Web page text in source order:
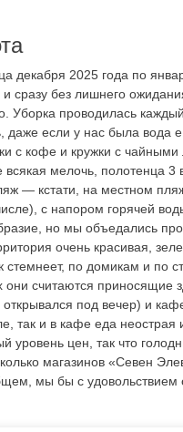
декабря 2025 года по
сразу без лишнего
Уборка проводилась
если у нас была вода
с кофе и кружки с
мелочь, полотенца 3
— кстати, на местном
с напором горячей
но мы объедались
очень красивая,
по домикам и по
считаются приносящие
под вечер) и
так и в кафе еда
цен, так что
магазинов «Севен
мы бы с удовольствием